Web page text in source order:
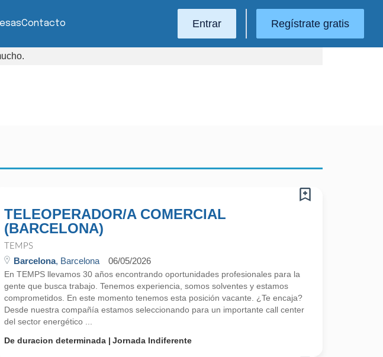
Contacto Entrar Regístrate gratis
TELEOPERADOR/A COMERCIAL
(BARCELONA)
TEMPS
Barcelona, Barcelona 06/05/2026
En TEMPS llevamos 30 años encontrando oportunidades profesionales para la
gente que busca trabajo. Tenemos experiencia, somos solventes y estamos
comprometidos. En este momento tenemos esta posición vacante. ¿Te encaja?
Desde nuestra compañía estamos seleccionando para un importante call center
del sector energético ...
De duracion determinada
Jornada Indiferente